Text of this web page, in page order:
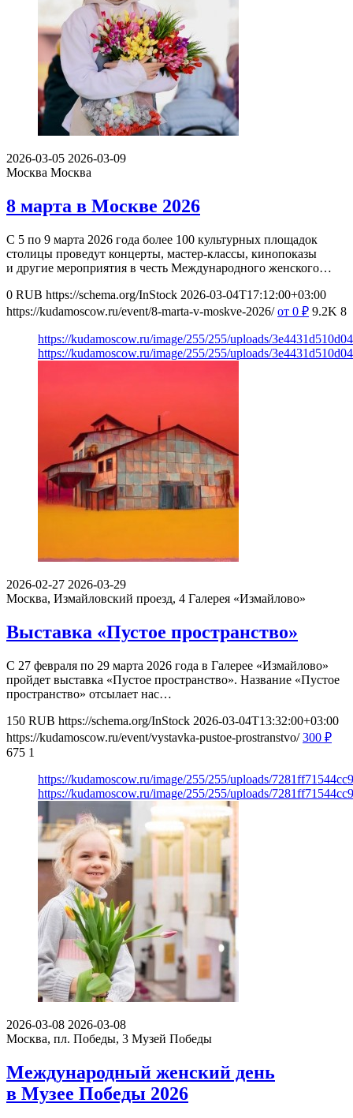
2026-03-05 2026-03-09
Москва Москва
8 марта в Москве 2026
С 5 по 9 марта 2026 года более 100 культурных площадок
столицы проведут концерты, мастер-классы, кинопоказы
и другие мероприятия в честь Международного женского…
0 RUB https://schema.org/InStock 2026-03-04T17:12:00+03:00
https://kudamoscow.ru/event/8-marta-v-moskve-2026/ от 0 ₽ 9.2K 8
https://kudamoscow.ru/image/255/255/uploads/
https://kudamoscow.ru/image/255/255/uploads/
2026-02-27 2026-03-29
Москва, Измайловский проезд, 4 Галерея «Измайлово»
Выставка «Пустое пространство»
С 27 февраля по 29 марта 2026 года в Галерее «Измайлово»
пройдет выставка «Пустое пространство». Название «Пустое
пространство» отсылает нас…
150 RUB https://schema.org/InStock 2026-03-04T13:32:00+03:00
https://kudamoscow.ru/event/vystavka-pustoe-prostranstvo/ 300 ₽
675 1
https://kudamoscow.ru/image/255/255/uploads/
https://kudamoscow.ru/image/255/255/uploads/
2026-03-08 2026-03-08
Москва, пл. Победы, 3 Музей Победы
Международный женский день
в Музее Победы 2026